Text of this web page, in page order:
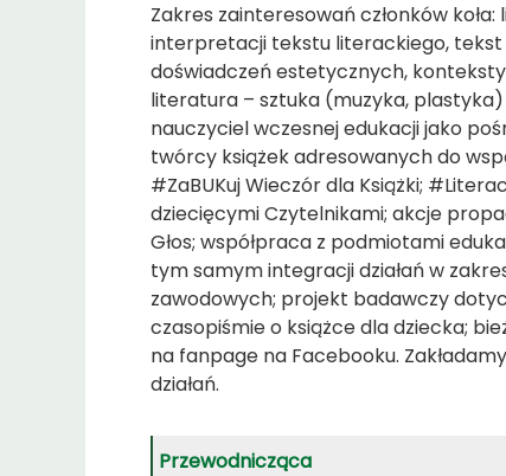
Zakres zainteresowań członków
interpretacji tekstu literackiego, tekst
doświadczeń estetycznych,
literatura – sztuka (muzyka,
nauczyciel wczesnej edukacji jako
twórcy książek adresowanych do
#ZaBUKuj Wieczór dla Książki;
dziecięcymi Czytelnikami; akcje
Głos; współpraca z podmiotami
tym samym integracji działań w
zawodowych; projekt badawczy
czasopiśmie o książce dla dziecka;
na fanpage na Facebooku.
działań.
Przewodnicząca